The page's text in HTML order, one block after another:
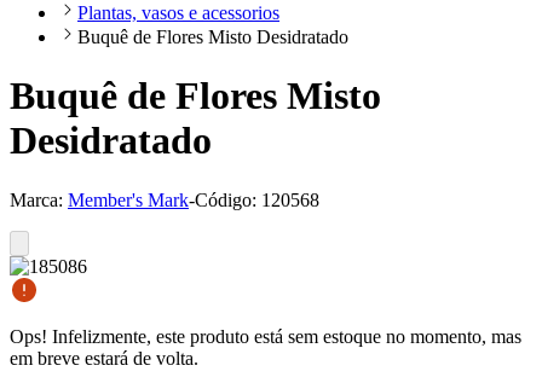
Plantas, vasos e acessorios
Buquê de Flores Misto Desidratado
Buquê de Flores Misto
Desidratado
Marca: Member's Mark-Código: 120568
Ops! Infelizmente, este produto está sem estoque no momento, mas
em breve estará de volta.